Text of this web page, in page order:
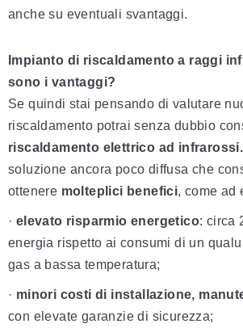
anche su eventuali svantaggi.
Impianto di riscaldamento a raggi
sono i vantaggi?
Se quindi stai pensando di valutare
riscaldamento potrai senza dubbio
riscaldamento elettrico ad infrarossi.
soluzione ancora poco diffusa che
ottenere molteplici benefici, come ad
· elevato risparmio energetico: circa
energia rispetto ai consumi di un
gas a bassa temperatura;
· minori costi di installazione,
con elevate garanzie di sicurezza;